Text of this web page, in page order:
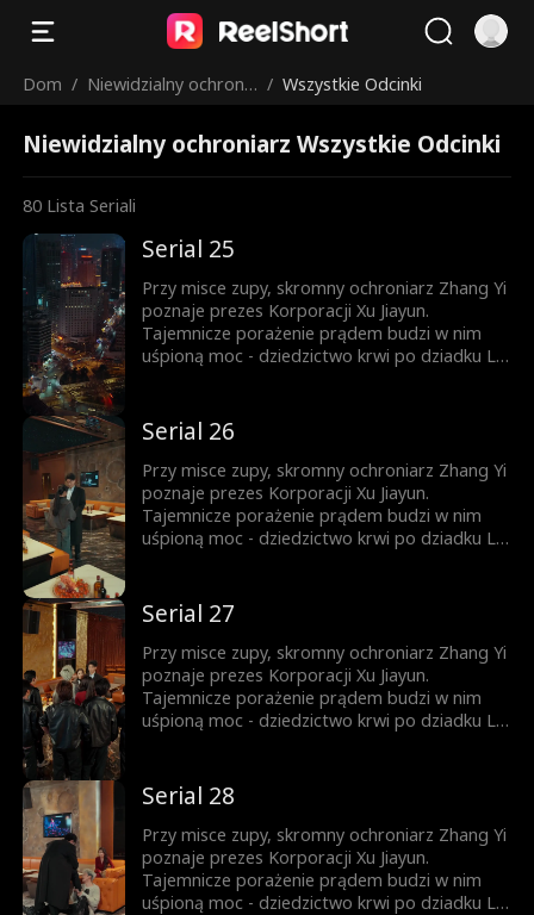
Dom / Niewidzialny ochronia / Wszystkie Odcinki
Niewidzialny ochroniarz Wszystkie Odcinki
80 Lista Seriali
Serial 25
Przy misce zupy, skromny ochroniarz Zhang Yi
poznaje prezes Korporacji Xu Jiayun.
Tajemnicze porażenie prądem budzi w nim
uśpioną moc - dziedzictwo krwi po dziadku Lin
pochodzenie - liczy się tylko siła. Kto nie
wierzy, przekona się na własnej skórze.
Serial 26
Przy misce zupy, skromny ochroniarz Zhang Yi
poznaje prezes Korporacji Xu Jiayun.
Tajemnicze porażenie prądem budzi w nim
uśpioną moc - dziedzictwo krwi po dziadku Lin
pochodzenie - liczy się tylko siła. Kto nie
wierzy, przekona się na własnej skórze.
Serial 27
Przy misce zupy, skromny ochroniarz Zhang Yi
poznaje prezes Korporacji Xu Jiayun.
Tajemnicze porażenie prądem budzi w nim
uśpioną moc - dziedzictwo krwi po dziadku Lin
pochodzenie - liczy się tylko siła. Kto nie
wierzy, przekona się na własnej skórze.
Serial 28
Przy misce zupy, skromny ochroniarz Zhang Yi
poznaje prezes Korporacji Xu Jiayun.
Tajemnicze porażenie prądem budzi w nim
uśpioną moc - dziedzictwo krwi po dziadku Lin